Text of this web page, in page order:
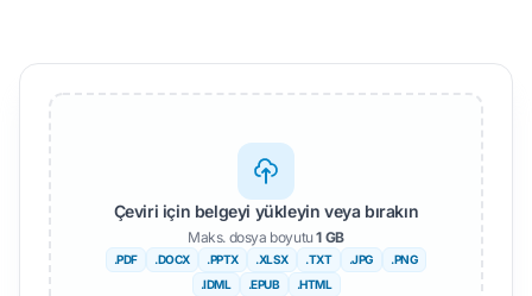
Çeviri için belgeyi yükleyin veya bırakın
Maks. dosya boyutu1 GB
.PDF .DOCX .PPTX .XLSX .TXT .JPG
.PNG
.IDML
.EPUB .HTML